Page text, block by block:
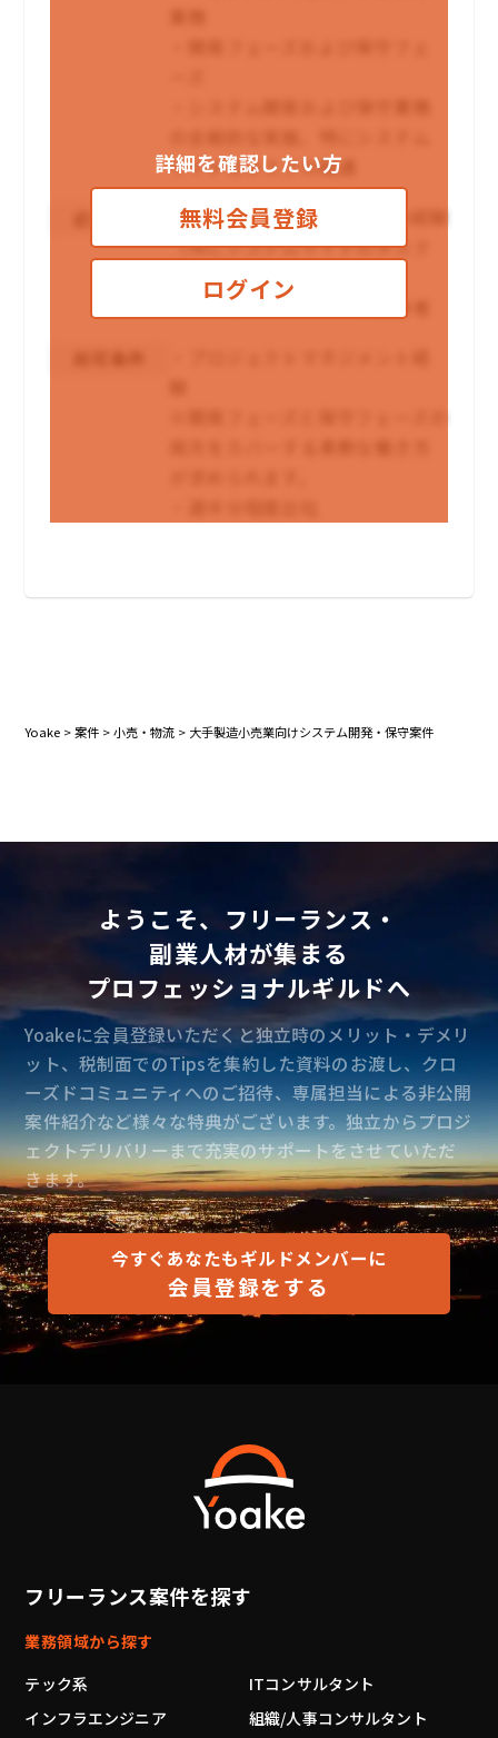
サイドのタスクの精通
・SIの全工程から保守までの経験
（特にシステムサイドのタスク
に精通したスキル）
・大手コンサルファーム出身者
詳細を確認したい方
無料会員登録
ログイン
Yoake >案件 >小売・物流 > 大手製造小売業向けシステム開発・保守案件
ようこそ、フリーランス・
副業人材が集まる
プロフェッショナルギルドへ
Yoakeに会員登録いただくと独立時のメリット・デメリ
ット、税制面でのTipsを集約した資料のお渡し、クロ
ーズドコミュニティへのご招待、専属担当による非公開
案件紹介など様々な特典がございます。独立からプロジ
ェクトデリバリーまで充実のサポートをさせていただ
きます。
今すぐあなたもギルドメンバーに
会員登録をする
フリーランス案件を探す
業務領域から探す
テック系
ITコンサルタント
インフラエンジニア
組織/人事コンサルタント